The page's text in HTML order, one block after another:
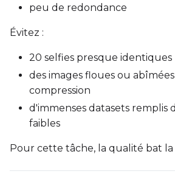
peu de redondance
Évitez :
20 selfies presque identiques
des images floues ou
compression
d'immenses datasets remplis
faibles
Pour cette tâche, la qualité bat